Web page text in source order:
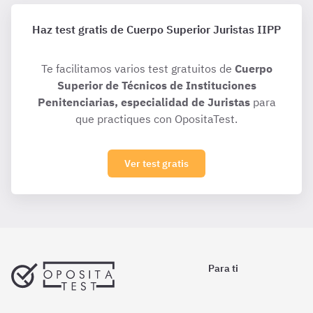
Haz test gratis de Cuerpo Superior Juristas IIPP
Te facilitamos varios test gratuitos de Cuerpo
Superior de Técnicos de Instituciones
Penitenciarias, especialidad de Juristaspara
que practiques con OpositaTest.
Ver test gratis
Para ti